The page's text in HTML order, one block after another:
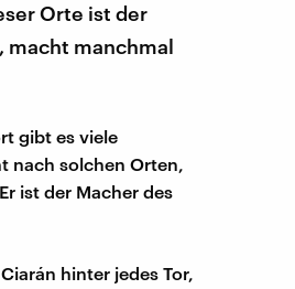
Orte ist der
manchmal
gibt es viele
nach solchen Orten,
ist der Macher des
hinter jedes Tor,